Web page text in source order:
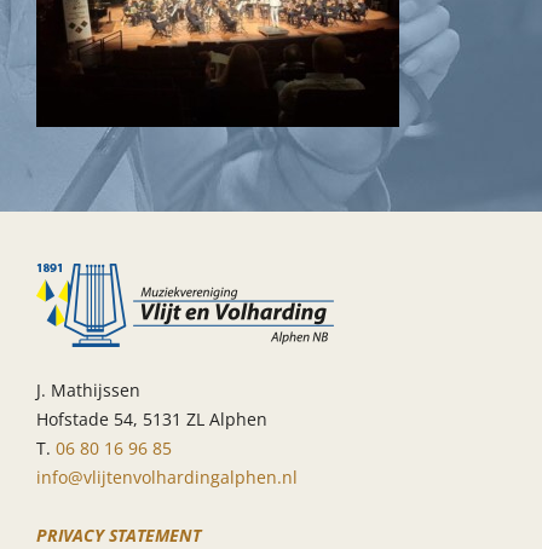
J. Mathijssen
Hofstade 54, 5131 ZL Alphen
T. 06 80 16 96 85
info@vlijtenvolhardingalphen.nl
PRIVACY STATEMENT